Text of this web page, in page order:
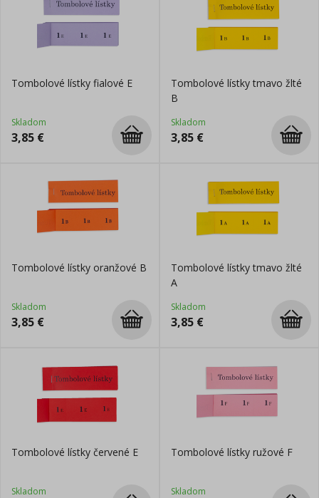
Tombolové lístky fialové E
Skladom
3,85 €
Tombolové lístky tmavo žlté
B
Skladom
3,85 €
Tombolové lístky oranžové B
Skladom
3,85 €
Tombolové lístky tmavo žlté
A
Skladom
3,85 €
Tombolové lístky červené E
Skladom
Tombolové lístky ružové F
Skladom